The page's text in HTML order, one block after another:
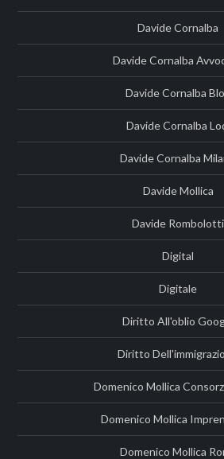
Davide Cornalba
Davide Cornalba
Davide Cornalba
Davide Cornalba
Davide Cornalba
Davide Mollica
Davide Rombolotti
Digital
Digitale
Diritto All'oblio
Diritto
Domenico Mollica
Domenico Mollica
Domenico Mollica